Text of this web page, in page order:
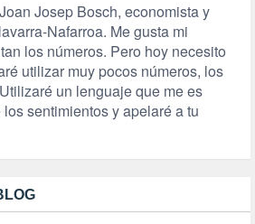
Josep Bosch, economista y
Nafarroa. Me gusta mi
los números. Pero hoy necesito
utilizar muy pocos números, los
un lenguaje que me es
sentimientos y apelaré a tu